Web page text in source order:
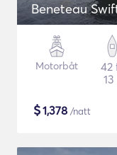
Beneteau
Motorbåt
42
$1,378 /natt